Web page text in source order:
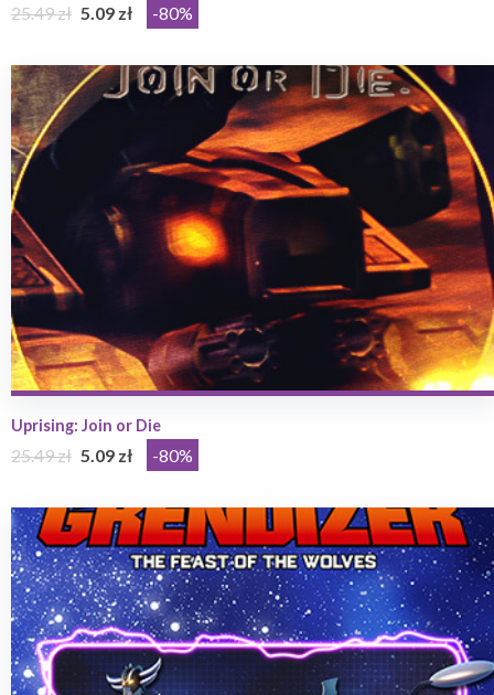
25.49 zł 5.09 zł -80%
Uprising: Join or Die
25.49 zł 5.09 zł -80%